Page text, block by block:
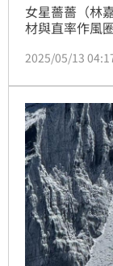
女星薔薔（林
材與直率作風
一支拍攝雪地
倒走光，讓粉
2025/05/13